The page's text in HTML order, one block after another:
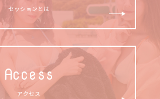
セッションとは
Access
アクセス